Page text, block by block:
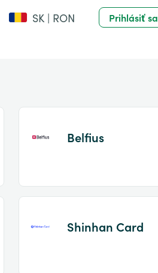
SK | RON Prihlásiť sa
Belfius
Shinhan Card